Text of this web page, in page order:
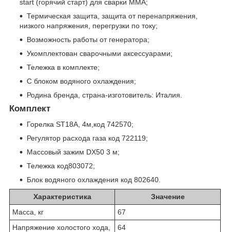
start (горячий старт) для сварки ММА;
Термическая защита, защита от перенапряжения,
низкого напряжения, перегрузки по току;
Возможность работы от генератора;
Укомплектован сварочными аксессуарами;
Тележка в комплекте;
С блоком водяного охлаждения;
Родина бренда, страна-изготовитель: Италия.
Комплект
Горелка ST18А, 4м,код 742570;
Регулятор расхода газа код 722119;
Массовый зажим DX50 3 м;
Тележка код803072;
Блок водяного охлаждения код 802640.
Характеристика
Значение
Масса, кг
67
Напряжение холостого хода,
64